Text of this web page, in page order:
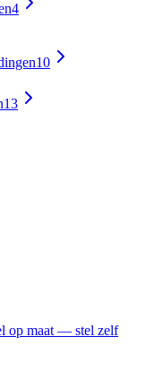
4
10
13
op maat — stel zelf